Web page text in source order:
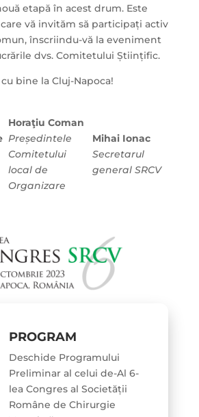
etapă în acest drum. Este
vă invităm să participați activ
înscriindu-vă la eveniment
dvs. Comitetului Științific.
bine la Cluj-Napoca!
Horaţiu Coman
Președintele
Comitetului
local de
Organizare
Mihai Ionac
Secretarul
general SRCV
PROGRAM
Deschide Programului
Preliminar al celui de-Al 6-
lea Congres al Societății
Române de Chirurgie